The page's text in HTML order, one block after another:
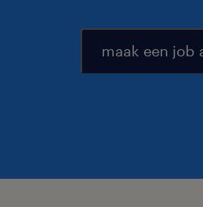
maak een job